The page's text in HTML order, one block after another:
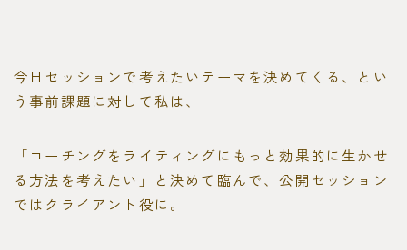
今日セッションで考えたいテーマを決めてくる、とい
う事前課題に対して私は、
「コーチングをライティングにもっと効果的に生かせ
る方法を考えたい」と決めて臨んで、公開セッション
ではクライアント役に。